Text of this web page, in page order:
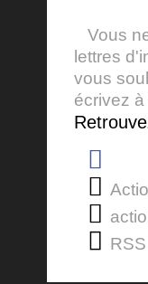
Vous
lettres
vous
écrivez à